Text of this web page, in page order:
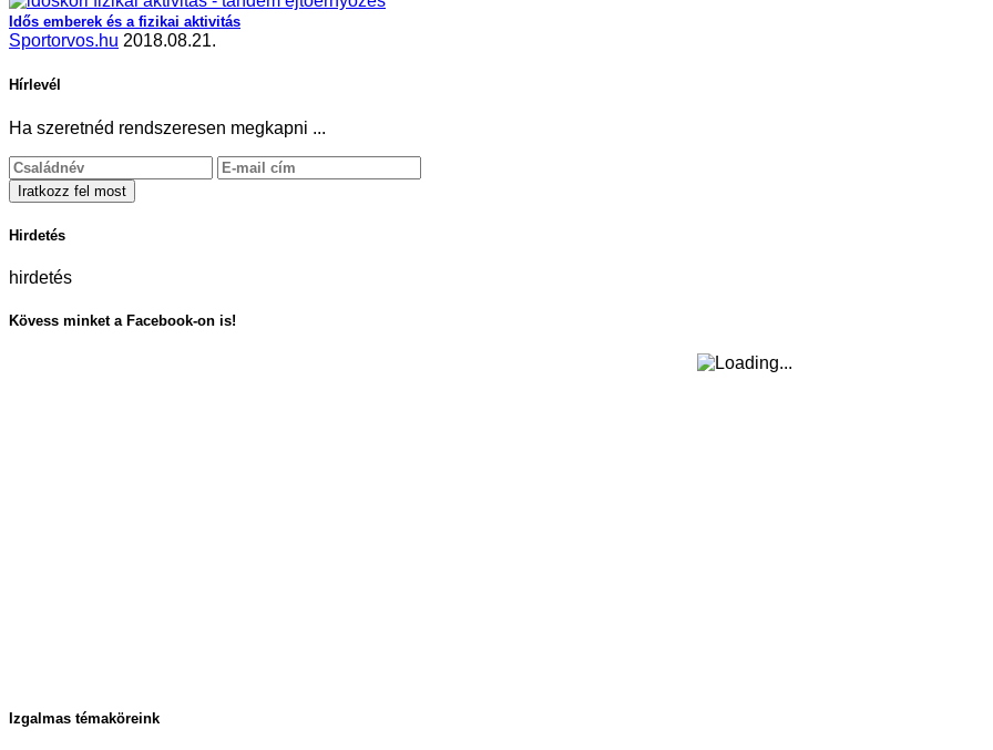
Idős emberek és a fizikai aktivitás
Sportorvos.hu 2018.08.21.
Hírlevél
Ha szeretnéd rendszeresen megkapni ...
Hirdetés
hirdetés
Kövess minket a Facebook-on is!
Izgalmas témaköreink